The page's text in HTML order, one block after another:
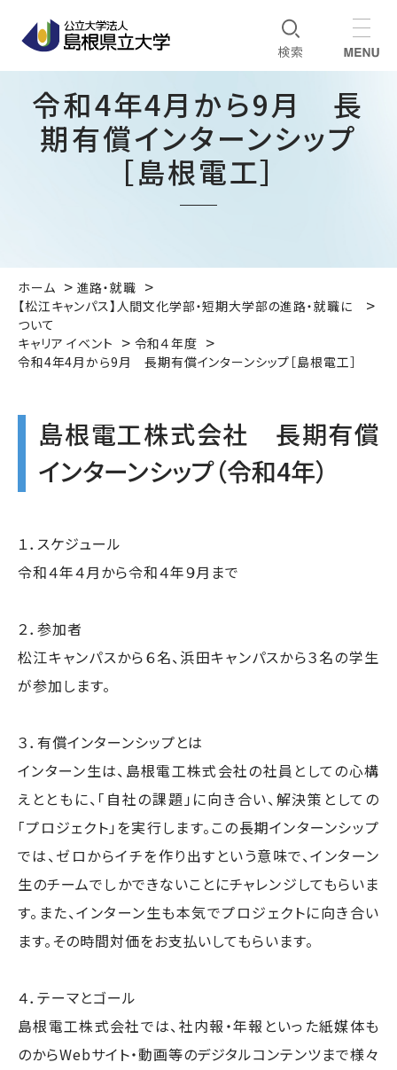
令和4年4月から9月 長
期有償インターンシップ
［島根電工］
ホーム
進路・就職
【松江キャンパス】人間文化学部・短期大学部の進路・就職に
ついて
キャリア イベント
令和４年度
令和4年4月から9月 長期有償インターンシップ［島根電工］
島根電工株式会社 長期有償
インターンシップ（令和4年）
１．スケジュール
令和４年４月から令和４年９月まで
２．参加者
松江キャンパスから６名、浜田キャンパスから３名の学生
が参加します。
３．有償インターンシップとは
インターン生は、島根電工株式会社の社員としての心構
えとともに、「自社の課題」に向き合い、解決策としての
「プロジェクト」を実行します。この長期インターンシップ
では、ゼロからイチを作り出すという意味で、インターン
生のチームでしかできないことにチャレンジしてもらいま
す。また、インターン生も本気でプロジェクトに向き合い
ます。その時間対価をお支払いしてもらいます。
４．テーマとゴール
島根電工株式会社では、社内報・年報といった紙媒体も
のからWebサイト・動画等のデジタルコンテンツまで様々